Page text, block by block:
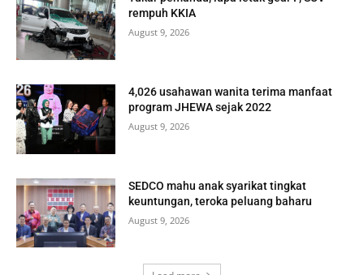
rempuh KKIA
August 9, 2026
4,026 usahawan wanita terima manfaat
program JHEWA sejak 2022
August 9, 2026
SEDCO mahu anak syarikat tingkat
keuntungan, teroka peluang baharu
August 9, 2026